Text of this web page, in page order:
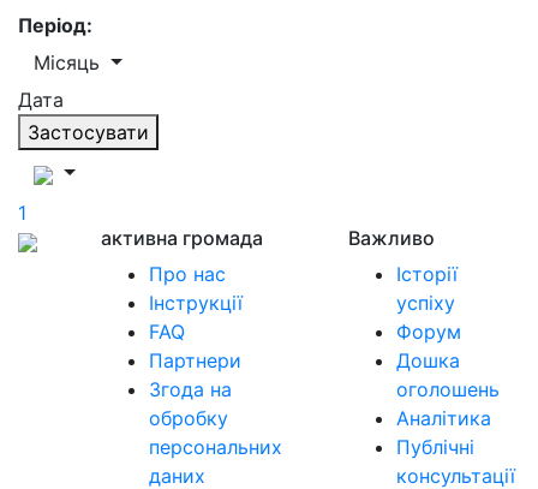
Період:
Місяць
Дата
Застосувати
1
активна громада
Про нас
Інструкції
FAQ
Партнери
Згода на
обробку
персональних
даних
Важливо
Історії
успіху
Форум
Дошка
оголошень
Аналітика
Публічні
консультації